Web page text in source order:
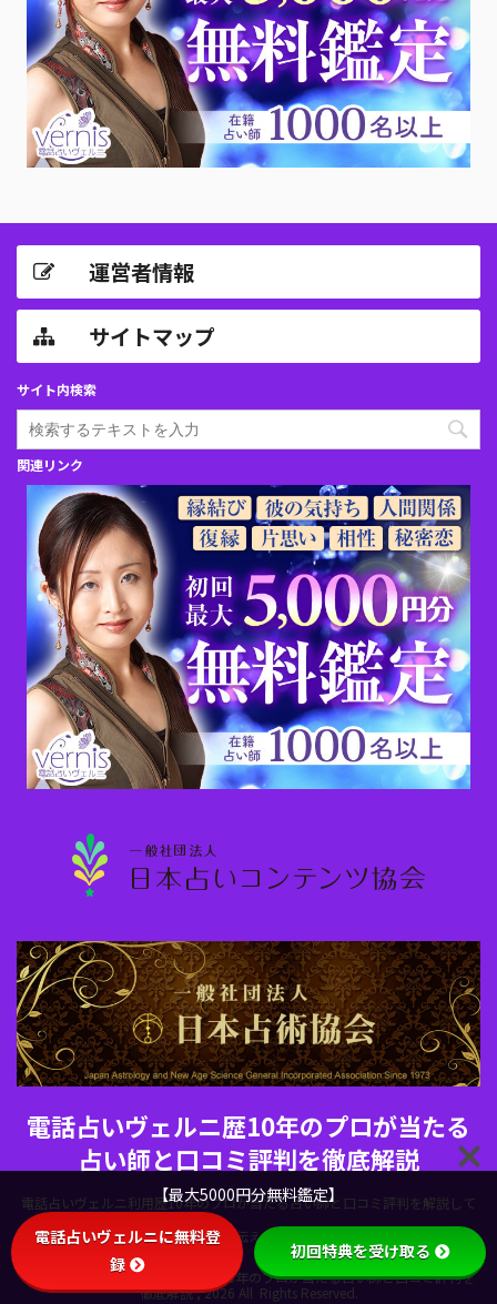
運営者情報
サイトマップ
サイト内検索
関連リンク
電話占いヴェルニ歴10年のプロが当たる
占い師と口コミ評判を徹底解説
電話占いヴェルニ利用歴10年のプロが当たる占い師と口コミ評判を解説して
います。電話占いヴェルニの魅力を伝えるために当サイトを設立しました。
Copyright© 電話占いヴェルニ歴10年のプロが当たる占い師と口コミ評判を
徹底解説 , 2026 All Rights Reserved.
【最大5000円分無料鑑定】
電話占いヴェルニに無料登
録
初回特典を受け取る